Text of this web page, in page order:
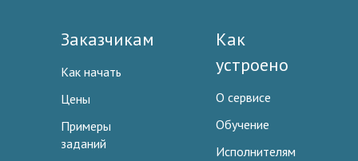
Заказчикам
Как начать
Цены
Примеры
заданий
Как
устроено
О сервисе
Обучение
Исполнителям